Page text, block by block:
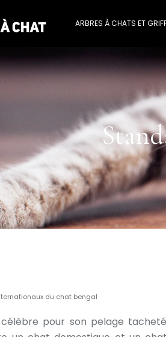
ARBRES À CHATS ET
du chat bengal
pour son pelage